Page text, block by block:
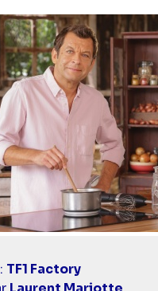
TF1 Factory